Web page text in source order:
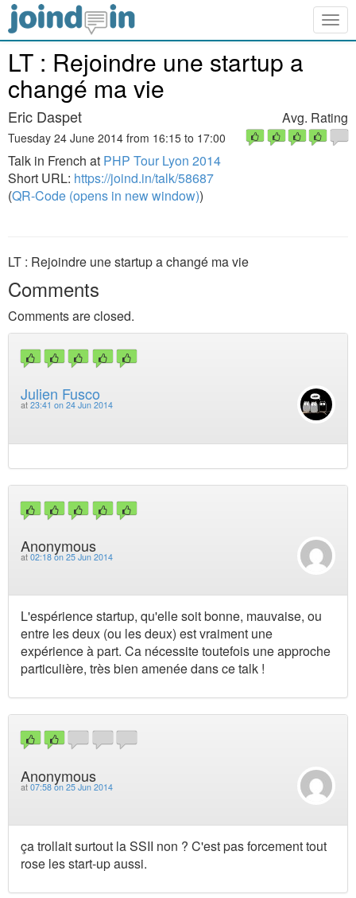
LT : Rejoindre une startup a
changé ma vie
Eric Daspet
Tuesday 24 June 2014 from 16:15 to 17:00
Talk in French at PHP Tour Lyon 2014
Short URL: https://joind.in/talk/58687
(QR-Code (opens in new window))
Avg. Rating
LT : Rejoindre une startup a changé ma vie
Comments
Comments are closed.
Julien Fusco
at 23:41 on 24 Jun 2014
Anonymous
at 02:18 on 25 Jun 2014
L'espérience startup, qu'elle soit bonne, mauvaise, ou
entre les deux (ou les deux) est vraiment une
expérience à part. Ca nécessite toutefois une approche
particulière, très bien amenée dans ce talk !
Anonymous
at 07:58 on 25 Jun 2014
ça trollait surtout la SSII non ? C'est pas forcement tout
rose les start-up aussi.